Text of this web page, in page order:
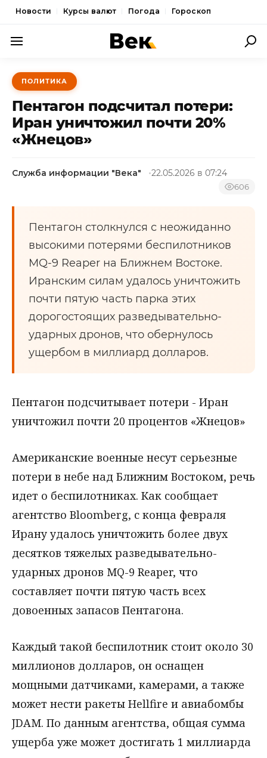
Новости Курсы валют Погода Гороскоп
ПОЛИТИКА
ЭКОНОМИКА
ОБЩЕСТВО
СПОРТ
ПОЛИТИКА
Пентагон подсчитал потери:
Иран уничтожил почти 20%
«Жнецов»
Служба информации "Века" 22.05.2026 в 07:24
606
Пентагон столкнулся с неожиданно
высокими потерями беспилотников
MQ-9 Reaper на Ближнем Востоке.
Иранским силам удалось уничтожить
почти пятую часть парка этих
дорогостоящих разведывательно-
ударных дронов, что обернулось
ущербом в миллиард долларов.
Пентагон подсчитывает потери - Иран
уничтожил почти 20 процентов «Жнецов»
Американские военные несут серьезные
потери в небе над Ближним Востоком, речь
идет о беспилотниках. Как сообщает
агентство Bloomberg, с конца февраля
Ирану удалось уничтожить более двух
десятков тяжелых разведывательно-
ударных дронов MQ-9 Reaper, что
составляет почти пятую часть всех
довоенных запасов Пентагона.
Каждый такой беспилотник стоит около 30
миллионов долларов, он оснащен
мощными датчиками, камерами, а также
может нести ракеты Hellfire и авиабомбы
JDAM. По данным агентства, общая сумма
ущерба уже может достигать 1 миллиарда